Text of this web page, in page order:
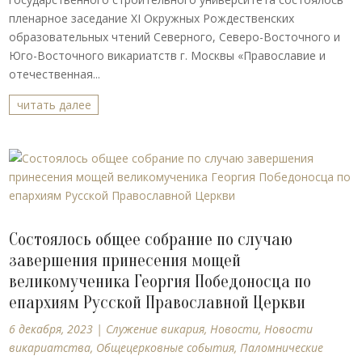
пленарное заседание XI Окружных Рождественских
образовательных чтений Северного, Северо-Восточного и
Юго-Восточного викариатств г. Москвы «Православие и
отечественная...
читать далее
Состоялось общее собрание по случаю
завершения принесения мощей
великомученика Георгия Победоносца по
епархиям Русской Православной Церкви
6 декабря, 2023 | Cлужение викария,Новости,Новости
викариатства, Общецерковные события,Паломнические